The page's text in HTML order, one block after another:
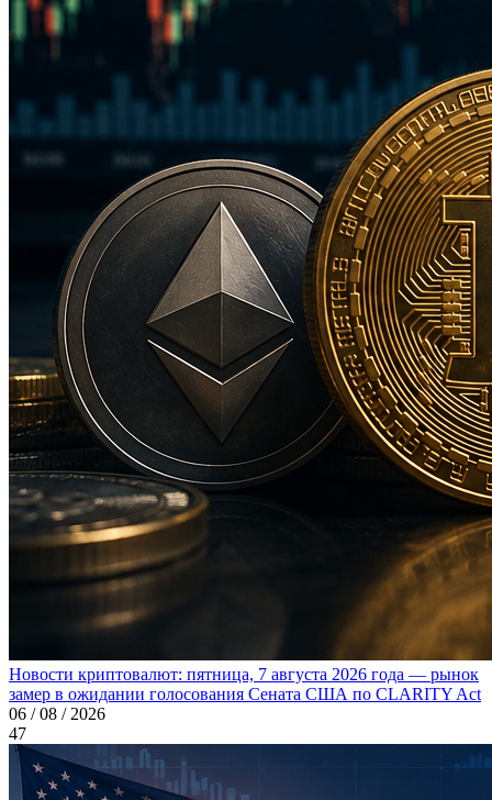
Новости криптовалют: пятница, 7 августа 2026 года — рынок
замер в ожидании голосования Сената США по CLARITY Act
06 / 08 / 2026
47